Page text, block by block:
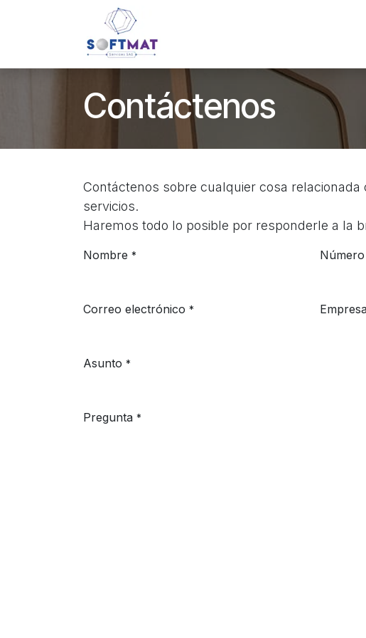
Contáctenos
Contáctenos sobre cualquier cosa
servicios.
Haremos todo lo posible por responderle a la
Nombre *
Correo electrónico *
Asunto *
Pregunta *